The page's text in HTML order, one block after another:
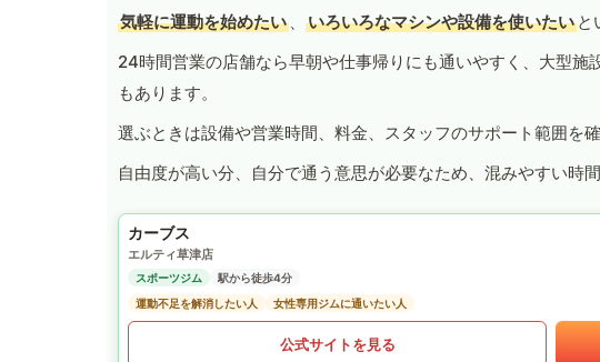
気軽に運動を始めたい 、 いろいろなマシンや設備を使いたい と
24時間営業の店舗なら早朝や仕事帰りにも通いやすく、大型
もあります。
選ぶときは設備や営業時間、料金、スタッフのサポート範囲を確
自由度が高い分、自分で通う意思が必要なため、混みやすい時
カーブス
エルティ草津店
スポーツジム
駅から徒歩4分
運動不足を解消したい人
女性専用ジムに通いたい人
公式サイトを見る